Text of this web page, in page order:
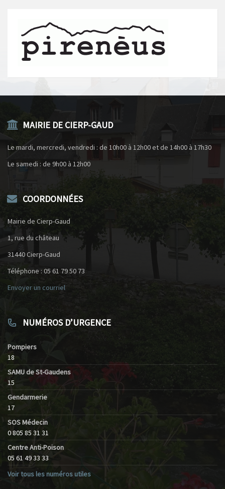
MAIRIE DE CIERP-GAUD
Le mardi, mercredi, vendredi : de 10h00 à 12h00 et de 14h00 à 17h30
Le samedi : de 9h00 à 12h00
COORDONNÉES
Mairie de Cierp-Gaud
1, rue du château
31440 Cierp-Gaud
Téléphone : 05 61 79 50 73
Envoyer un courriel
NUMÉROS D’URGENCE
Pompiers
18
SAMU de St-Gaudens
15
Gendarmerie
17
SOS Médecin
0 805 85 31 31
Centre Anti-Poison
05 61 49 33 33
Voir tous les numéros utiles